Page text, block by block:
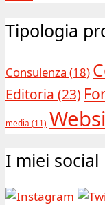
Tipologia
Consulenza (18)
Editoria (23)
media (11)
I miei social